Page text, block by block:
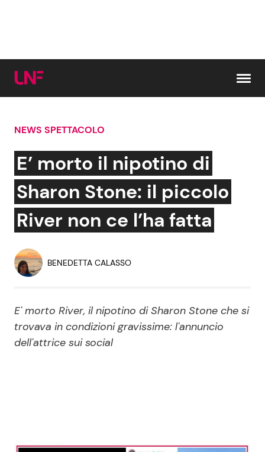
Cerca:
News e Cronaca
Attualità Italiana
Economia
Persone Scomparse
Politica
Gossip e TV
Bellezze VIP
Programmi TV
News Cinema News dal mondo
NEWS SPETTACOLO
E’ morto il nipotino di
Sharon Stone: il piccolo
River non ce l’ha fatta
BENEDETTA CALASSO
E' morto River, il nipotino di Sharon Stone che si
trovava in condizioni gravissime: l'annuncio
dell'attrice sui social